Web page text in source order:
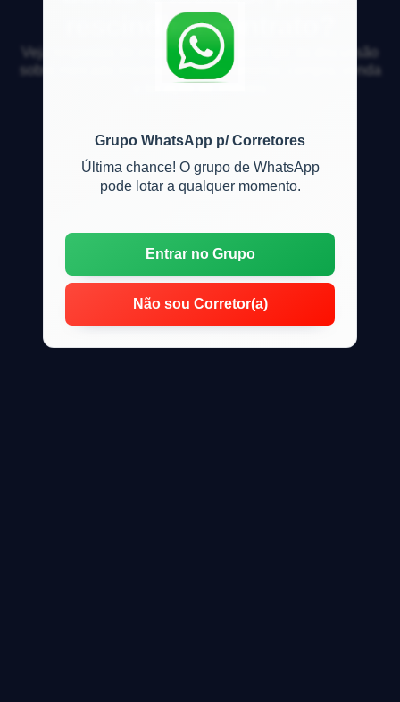
Grupo WhatsApp p/ Corretores
Última chance! O grupo de WhatsApp
pode lotar a qualquer momento.
Entrar no Grupo
Não sou Corretor(a)
rescindir o contrato?
Veja respostas de especialistas e participe da discussão
sobre mercado imobiliário, financiamento, compra, venda
e locação de imóveis